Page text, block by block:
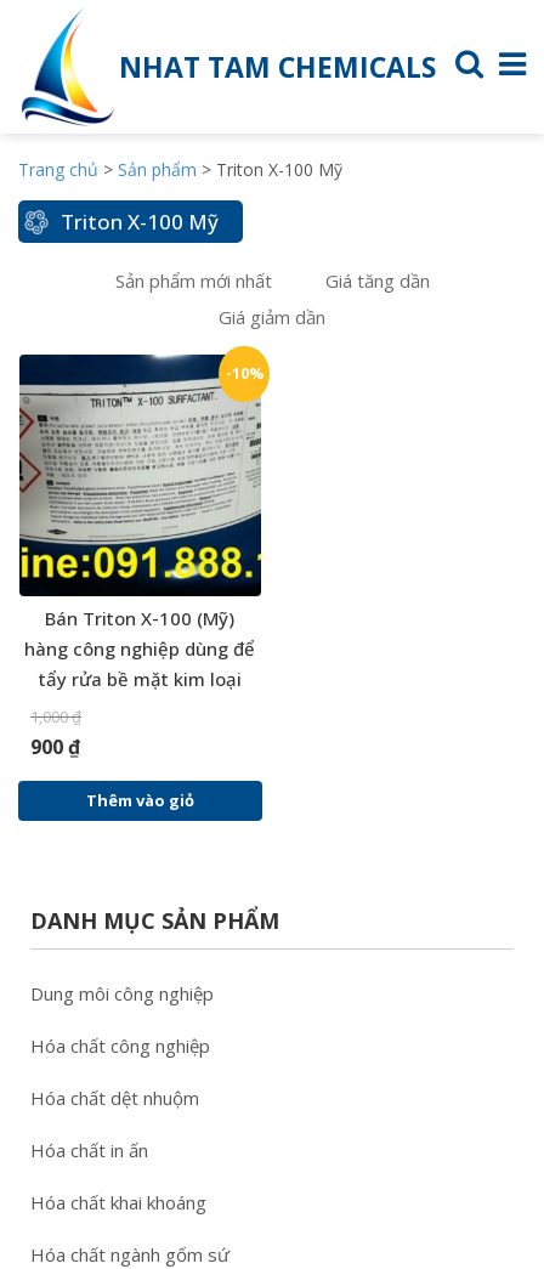
NHAT TAM CHEMICALS
Trang chủ > Sản phẩm > Triton X-100 Mỹ
Triton X-100 Mỹ
Sản phẩm mới nhất
Giá tăng dần
Giá giảm dần
-10%
Bán Triton X-100 (Mỹ)
hàng công nghiệp dùng để
tẩy rửa bề mặt kim loại
1,000₫
900₫
Thêm vào giỏ
DANH MỤC SẢN PHẨM
Dung môi công nghiệp
Hóa chất công nghiệp
Hóa chất dệt nhuộm
Hóa chất in ấn
Hóa chất khai khoáng
Hóa chất ngành gốm sứ